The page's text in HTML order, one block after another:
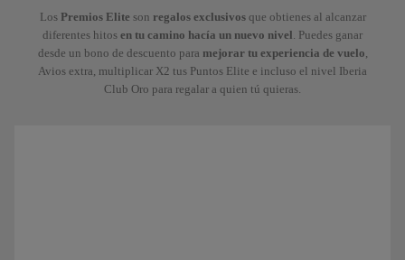
Los Premios Elite son regalos exclusivos que obtienes al alcanzar
diferentes hitos en tu camino hacía un nuevo nivel . Puedes ganar
desde un bono de descuento para mejorar tu experiencia de vuelo
Avios extra, multiplicar X2 tus Puntos Elite e incluso el nivel Iberia
Club Oro para regalar a quien tú quieras.